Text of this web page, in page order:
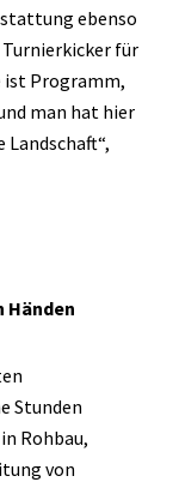
ebenso
Turnierkicker für
ist Programm,
man hat hier
Händen
Stunden
Rohbau,
von